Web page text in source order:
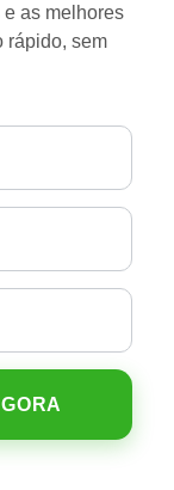
as melhores
rápido, sem